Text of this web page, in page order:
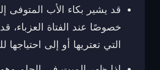
قد يشير بكاء الأب المتوفى
خصوصًا عند الفتاة العزباء،
التي تعتريها أو إلى